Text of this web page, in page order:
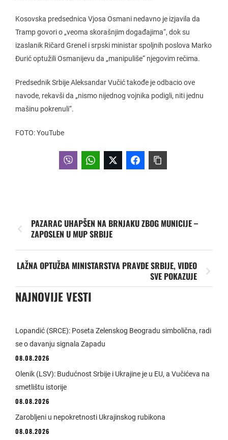
Kosovska predsednica Vjosa Osmani nedavno je izjavila da
Tramp govori o „veoma skorašnjim događajima“, dok su
izaslanik Ričard Grenel i srpski ministar spoljnih poslova Marko
Đurić optužili Osmanijevu da „manipuliše“ njegovim rečima.
Predsednik Srbije Aleksandar Vučić takođe je odbacio ove
navode, rekavši da „nismo nijednog vojnika podigli, niti jednu
mašinu pokrenuli“.
FOTO: YouTube
PAZARAC UHAPŠEN NA BRNJAKU ZBOG MUNICIJE –
ZAPOSLEN U MUP SRBIJE
LAŽNA OPTUŽBA MINISTARSTVA PRAVDE SRBIJE, VIDEO
SVE POKAZUJE
NAJNOVIJE VESTI
Lopandić (SRCE): Poseta Zelenskog Beogradu simbolična, radi
se o davanju signala Zapadu
08.08.2026
Olenik (LSV): Budućnost Srbije i Ukrajine je u EU, a Vučićeva na
smetlištu istorije
08.08.2026
Zarobljeni u nepokretnosti Ukrajinskog rubikona
08.08.2026